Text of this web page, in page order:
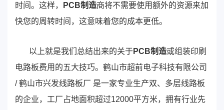
时间。这样，
PCB制造商将不需要使用额外的资源来加
快您的周转时间，这意味着您的成本更低。
以上就是我们总结出来的关于PCB制造或组装印刷
电路板费用的五大技巧。鹤山市超前电子科技有限公司
/ 鹤山市兴发线路板厂 是一家专业生产双、多层线路板
的企业，工厂占地面积超过12000平方米，拥有行业先